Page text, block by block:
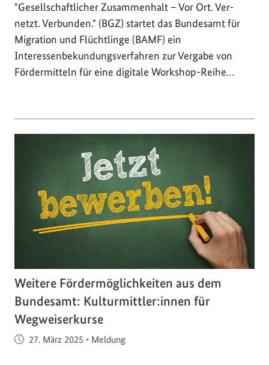
"Gesellschaftlicher Zusammenhalt – Vor Ort. Ver-
netzt. Verbunden." (BGZ) startet das Bundesamt für
Migration und Flüchtlinge (BAMF) ein
Interessenbekundungsverfahren zur Vergabe von
Fördermitteln für eine digitale Workshop-Reihe…
Weitere Fördermöglichkeiten aus dem
Bundesamt: Kulturmittler:innen für
Wegweiserkurse
Veröffentlicht am
27. März 2025 • Meldung